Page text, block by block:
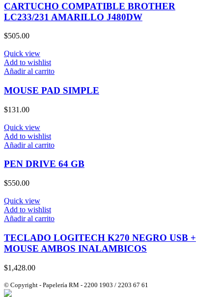
CARTUCHO COMPATIBLE BROTHER
LC233/231 AMARILLO J480DW
$505.00
Quick view
Add to wishlist
Añadir al carrito
MOUSE PAD SIMPLE
$131.00
Quick view
Add to wishlist
Añadir al carrito
PEN DRIVE 64 GB
$550.00
Quick view
Add to wishlist
Añadir al carrito
TECLADO LOGITECH K270 NEGRO USB +
MOUSE AMBOS INALAMBICOS
$1,428.00
© Copyright - Papelería RM - 2200 1903 / 2203 67 61